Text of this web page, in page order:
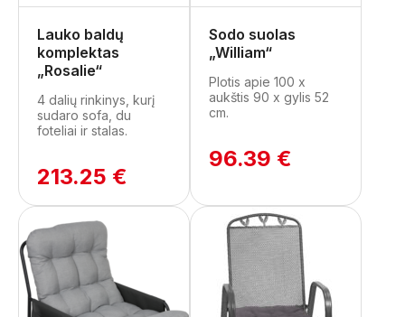
Lauko baldų
komplektas
„Rosalie“
4 dalių rinkinys, kurį
sudaro sofa, du
foteliai ir stalas.
213.25 €
Sodo suolas
„William“
Plotis apie 100 x
aukštis 90 x gylis 52
cm.
96.39 €